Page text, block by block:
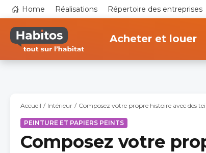
contenu
principal
Top
navigation
Home Réalisations Répertoire des entreprises
Acheter et louer
Accueil Intérieur Composez votre propre histoire avec des
PEINTURE ET PAPIERS PEINTS
Composez votre